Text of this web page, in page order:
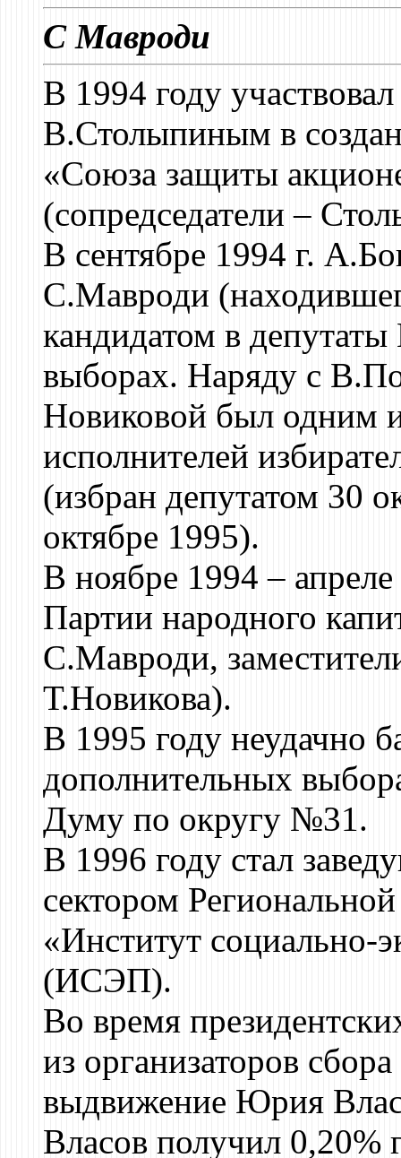
С Мавроди
В 1994 году
В.Столыпиным в
«Союза защиты
(сопредседатели –
В сентябре 1994 г.
С.Мавроди
кандидатом в
выборах. Наряду с
Новиковой был одним
исполнителей
(избран депутатом 30
октябре 1995).
В ноябре 1994 –
Партии народного
С.Мавроди,
Т.Новикова).
В 1995 году неудачно
дополнительных
Думу по округу №31.
В 1996 году стал
сектором
«Институт социально-
(ИСЭП).
Во время
из организаторов
выдвижение Юрия
Власов получил 0,20%